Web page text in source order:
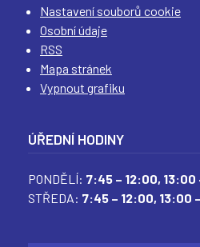
Nastavení souborů cookie
Osobní údaje
RSS
Mapa stránek
Vypnout grafiku
ÚŘEDNÍ HODINY
PONDĚLÍ: 7:45 – 12:00, 13:00
STŘEDA: 7:45 – 12:00, 13:00